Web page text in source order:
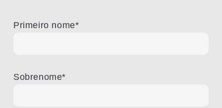
Primeiro nome*
Sobrenome*